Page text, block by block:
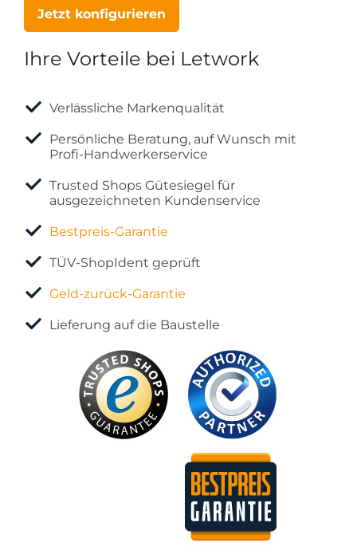
Jetzt konfigurieren
Ihre Vorteile bei Letwork
Verlässliche Markenqualität
Persönliche Beratung, auf Wunsch mit
Profi-Handwerkerservice
Trusted Shops Gütesiegel für
ausgezeichneten Kundenservice
Bestpreis-Garantie
TÜV-ShopIdent geprüft
Geld-zurück-Garantie
Lieferung auf die Baustelle